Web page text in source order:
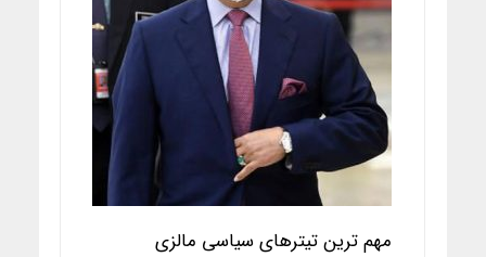
مهم ترین تیترهای سیاسی مالزی